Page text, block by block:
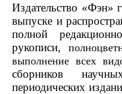
Издательство «Фэн»
выпуске и
полной
рукописи,
выполнение всех
сборников
периодических